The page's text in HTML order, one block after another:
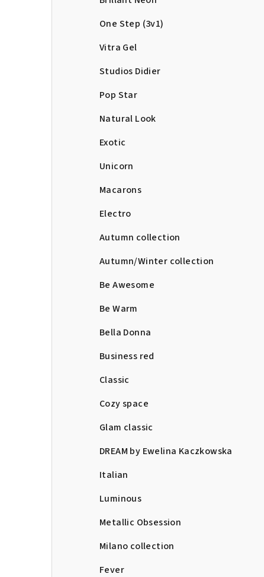
One Step (3v1)
Vitra Gel
Studios Didier
Pop Star
Natural Look
Exotic
Unicorn
Macarons
Electro
Autumn collection
Autumn/Winter collection
Be Awesome
Be Warm
Bella Donna
Business red
Classic
Cozy space
Glam classic
DREAM by Ewelina Kaczkowska
Italian
Luminous
Metallic Obsession
Milano collection
Fever